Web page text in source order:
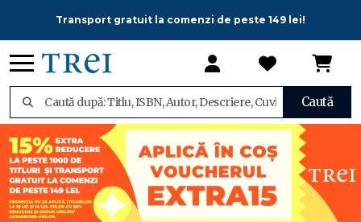
Transport gratuit la comenzi de peste 149 lei!
Caută